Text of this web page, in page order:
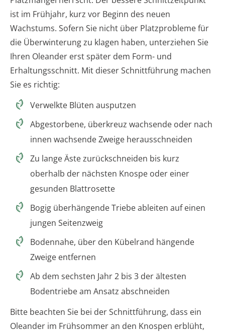
ist im Frühjahr, kurz vor Beginn des neuen
Wachstums. Sofern Sie nicht über Platzprobleme für
die Überwinterung zu klagen haben, unterziehen Sie
Ihren Oleander erst später dem Form- und
Erhaltungsschnitt. Mit dieser Schnittführung machen
Sie es richtig:
Verwelkte Blüten ausputzen
Abgestorbene, überkreuz wachsende oder nach
innen wachsende Zweige herausschneiden
Zu lange Äste zurückschneiden bis kurz
oberhalb der nächsten Knospe oder einer
gesunden Blattrosette
Bogig überhängende Triebe ableiten auf einen
jungen Seitenzweig
Bodennahe, über den Kübelrand hängende
Zweige entfernen
Ab dem sechsten Jahr 2 bis 3 der ältesten
Bodentriebe am Ansatz abschneiden
Bitte beachten Sie bei der Schnittführung, dass ein
Oleander im Frühsommer an den Knospen erblüht,